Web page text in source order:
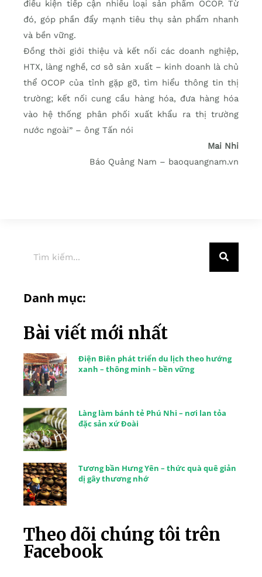
điều kiện tiếp cận nhiều loại sản phẩm OCOP. Từ
đó, góp phần đẩy mạnh tiêu thụ sản phẩm nhanh
và bền vững.
Đồng thời giới thiệu và kết nối các doanh nghiệp,
HTX, làng nghề, cơ sở sản xuất – kinh doanh là chủ
thể OCOP của tỉnh gặp gỡ, tìm hiểu thông tin thị
trường; kết nối cung cầu hàng hóa, đưa hàng hóa
vào hệ thống phân phối xuất khẩu ra thị trường
nước ngoài” – ông Tấn nói
Mai Nhi
Báo Quảng Nam – baoquangnam.vn
Danh mục:
Bài viết mới nhất
Điện Biên phát triển du lịch theo hướng
xanh – thông minh – bền vững
Làng làm bánh tẻ Phú Nhi – nơi lan tỏa
đặc sản xứ Đoài
Tương bần Hưng Yên – thức quà quê giản
dị gây thương nhớ
Theo dõi chúng tôi trên
Facebook